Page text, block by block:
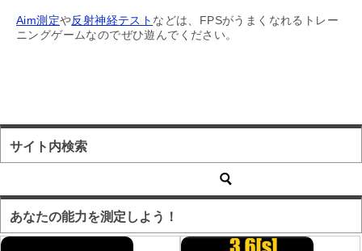
Aim測定や反射神経テスト などは、FPSがうまくなれるトレー
ニングゲームなのでぜひ遊んでください。
サイト内検索
あなたの能力を測定しよう！